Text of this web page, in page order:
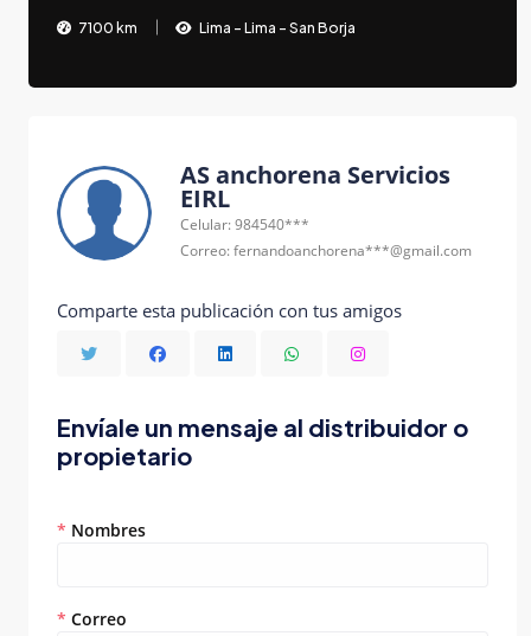
7100 km Lima - Lima - San Borja
AS anchorena Servicios
EIRL
Celular: 984540***
Correo: fernandoanchorena***@gmail.com
Comparte esta publicación con tus amigos
Envíale un mensaje al distribuidor o
propietario
* Nombres
* Correo